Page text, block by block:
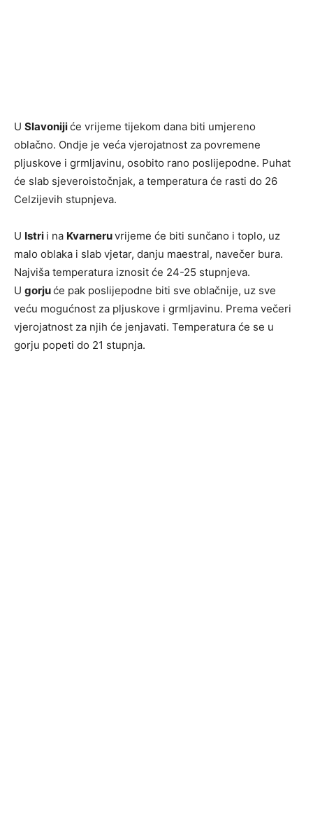
U Slavonijiće vrijeme tijekom dana biti umjereno
oblačno. Ondje je veća vjerojatnost za povremene
pljuskove i grmljavinu, osobito rano poslijepodne. Puhat
će slab sjeveroistočnjak, a temperatura će rasti do 26
Celzijevih stupnjeva.
U Istri i na Kvarneruvrijeme će biti sunčano i toplo, uz
malo oblaka i slab vjetar, danju maestral, navečer bura.
Najviša temperatura iznosit će 24-25 stupnjeva.
U gorjuće pak poslijepodne biti sve oblačnije, uz sve
veću mogućnost za pljuskove i grmljavinu. Prema večeri
vjerojatnost za njih će jenjavati. Temperatura će se u
gorju popeti do 21 stupnja.